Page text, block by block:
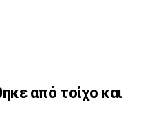
από τοίχο και